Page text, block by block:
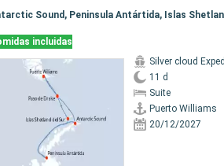
incluidas
11 d
Suite
Puerto Williams
20/12/2027